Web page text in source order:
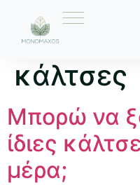
Ετικέτα:
κάλτσες
Μπορώ να
ίδιες
μέρα;